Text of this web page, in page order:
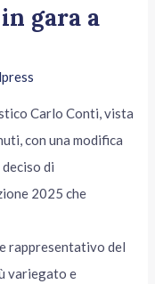
gara a
Carlo Conti, vista
con una modifica
di
2025 che
rappresentativo del
variegato e